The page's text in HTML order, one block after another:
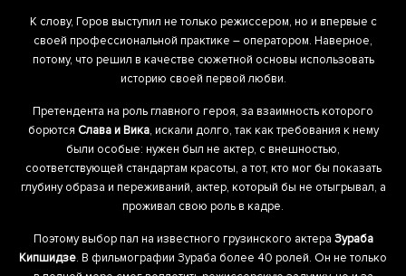
К слову, Горов выступил не только режиссером, но и впервые с
своей профессиональной практике – оператором. Наверное,
потому, что решил в качестве сюжетной основы использовать
историю своей первой любви.
Претендента на роль главного героя, за взаимность которого
борются Слава и Вика, искали долго, так как требования к нему
были особые: нужен был не актер, с внешностью,
соответствующей стандартам красоты, а тот, кто мог бы показать
глубину образа и переживаний, актер, который бы не отыгрывал, а
проживал свою роль в кадре.
Поэтому выбор пал на известного грузинского актера Зураба
Кипшидзе. В фильмографии Зураба более 40 ролей. Он не только